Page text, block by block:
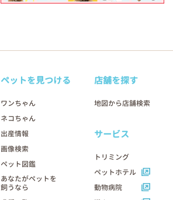
ペットを見つける
ワンちゃん
ネコちゃん
出産情報
画像検索
ペット図鑑
あなたがペットを
飼うなら
店舗を探す
地図から店舗検索
サービス
トリミング
ペットホテル
動物病院